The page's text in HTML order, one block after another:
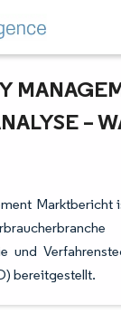
–
Marktbericht
und
bereitgestellt.